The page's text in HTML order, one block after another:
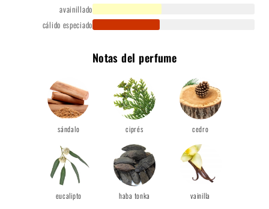
avainillado
cálido especiado
Notas del perfume
sándalo ciprés cedro
eucalipto haba tonka vainilla